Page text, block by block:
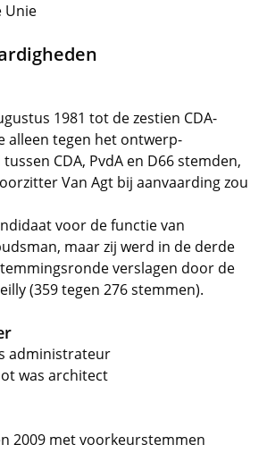
Unie
1981 tot de zestien CDA-
alleen tegen het ontwerp-
CDA, PvdA en D66 stemden,
Van Agt bij aanvaarding zou
voor de functie van
maar zij werd in de derde
verslagen door de
(359 tegen 276 stemmen).
administrateur
was architect
2009 met voorkeurstemmen